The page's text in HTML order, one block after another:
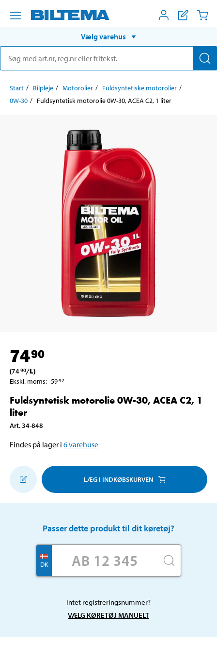
Vælg varehus
Start Bilpleje Motorolier
Fuldsyntetiske motorolier
0W-30
Fuldsyntetisk motorolie 0W-30, ACEA C2, 1 liter
7490
(7490/L)
Ekskl. moms: 5992
Fuldsyntetisk motorolie 0W-30, ACEA C2, 1
liter
Art. 34-848
Findes på lager i 6varehuse
LÆG I INDKØBSKURVEN
Passer dette produkt til dit køretøj?
DK
Intet registreringsnummer?
VÆLG KØRETØJ MANUELT